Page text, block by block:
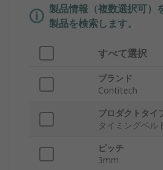
製品情報（複数選択可）
製品を検索します。
すべて選択
ブランド
Contitech
プロダクトタイ
タイミングベル
ピッチ
3mm